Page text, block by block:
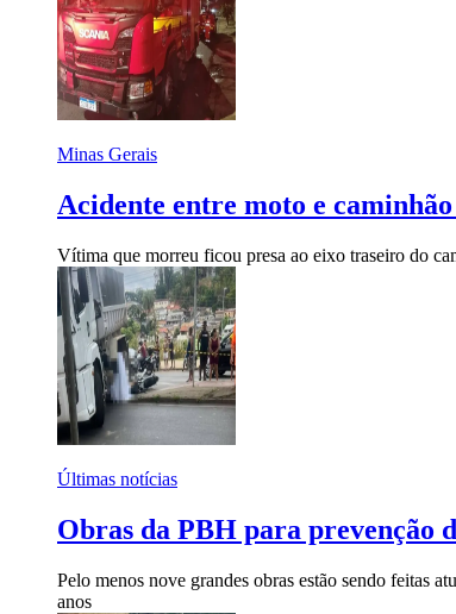
Minas Gerais
Acidente entre moto e
Vítima que morreu ficou presa ao eixo traseiro do
Últimas notícias
Obras da PBH para prevenção
Pelo menos nove grandes obras estão sendo feitas
anos